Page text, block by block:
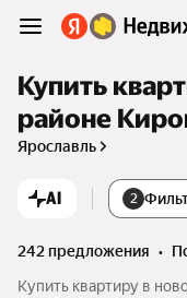
Купить
районе
Ярославль
AI 2
242 предложения •
Купить квартиру в